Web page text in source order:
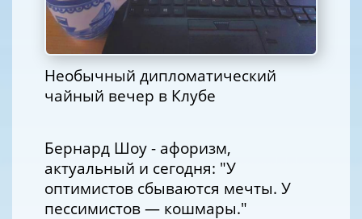
Необычный дипломатический
чайный вечер в Клубе
Бернард Шоу - афоризм,
актуальный и сегодня: "У
оптимистов сбываются мечты. У
пессимистов — кошмары."